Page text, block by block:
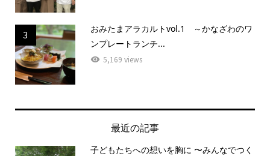
3
おみたまアラカルトvol.1 ～かなざわのワ
ンプレートランチ...
5,169 views
最近の記事
子どもたちへの想いを胸に 〜みんなでつく